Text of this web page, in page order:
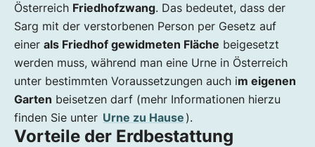
Österreich Friedhofzwang. Das bedeutet, dass der
Sarg mit der verstorbenen Person per Gesetz auf
einer als Friedhof gewidmeten Fläche beigesetzt
werden muss, während man eine Urne in Österreich
unter bestimmten Voraussetzungen auch im eigenen
Garten beisetzen darf (mehr Informationen hierzu
finden Sie unter Urne zu Hause ).
Vorteile der Erdbestattung